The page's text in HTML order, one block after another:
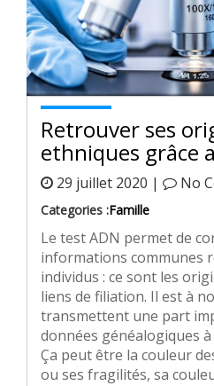
Retrouver ses
ethniques grâce
29 juillet 2020 | No
Categories :Famille
Le test ADN permet de
informations communes
individus : ce sont les
liens de filiation. Il est à
transmettent une part
données généalogiques
Ça peut être la couleur
ou ses fragilités, sa